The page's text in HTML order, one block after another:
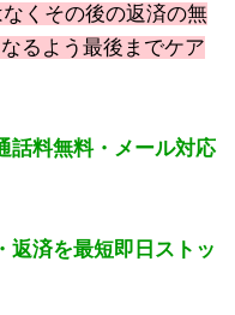
くその後の返済の無
るよう最後までケア
話料無料・メール対応
返済を最短即日ストッ